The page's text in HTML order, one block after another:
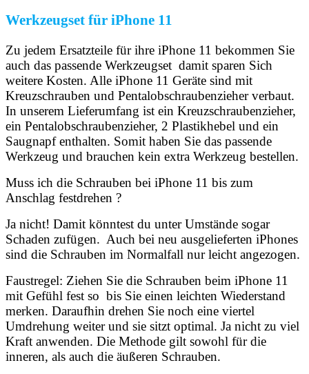
Werkzeugset für iPhone 11
Zu jedem Ersatzteile für ihre iPhone 11 bekommen Sie
auch das passende Werkzeugset damit sparen Sich
weitere Kosten. Alle iPhone 11 Geräte sind mit
Kreuzschrauben und Pentalobschraubenzieher verbaut.
In unserem Lieferumfang ist ein Kreuzschraubenzieher,
ein Pentalobschraubenzieher, 2 Plastikhebel und ein
Saugnapf enthalten. Somit haben Sie das passende
Werkzeug und brauchen kein extra Werkzeug bestellen.
Muss ich die Schrauben bei iPhone 11 bis zum
Anschlag festdrehen ?
Ja nicht! Damit könntest du unter Umstände sogar
Schaden zufügen. Auch bei neu ausgelieferten iPhones
sind die Schrauben im Normalfall nur leicht angezogen.
Faustregel: Ziehen Sie die Schrauben beim iPhone 11
mit Gefühl fest so bis Sie einen leichten Wiederstand
merken. Daraufhin drehen Sie noch eine viertel
Umdrehung weiter und sie sitzt optimal. Ja nicht zu viel
Kraft anwenden. Die Methode gilt sowohl für die
inneren, als auch die äußeren Schrauben.